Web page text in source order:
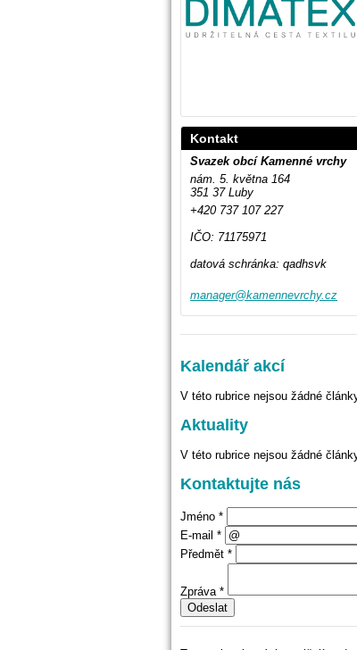
Kontakt
Svazek obcí Kamenné vrchy
nám. 5. května 164
351 37 Luby
+420 737 107 227
IČO: 71175971
datová schránka: qadhsvk
manager@kamennevrchy.cz
Kalendář akcí
V této rubrice nejsou žádné
Aktuality
V této rubrice nejsou žádné
Kontaktujte nás
Jméno *
E-mail *
Předmět *
Zpráva *